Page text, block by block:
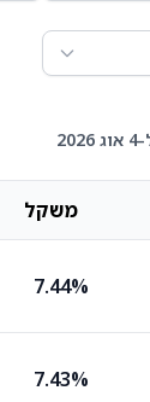
משקל
7.44%
7.43%